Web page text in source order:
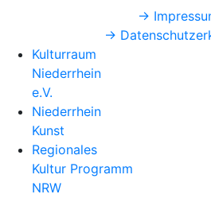
→
→
Kulturraum
Kulturraum
Niederrhein
e.V.
Niederrhein
Kunst
Regionales
Kultur Programm
NRW